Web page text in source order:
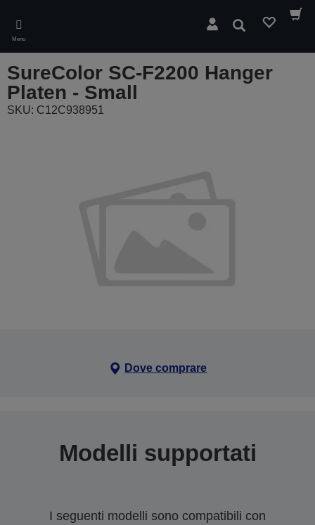
main
content
Menu
Cerca
SureColor SC-F2200 Hanger
Platen - Small
SKU: C12C938951
Dove comprare
Modelli supportati
I seguenti modelli sono compatibili con